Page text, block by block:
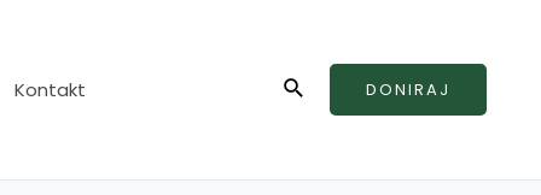
Kontakt Search DONIRAJ